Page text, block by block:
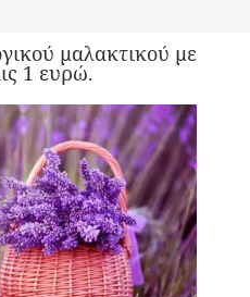
μαλακτικού με
1 ευρώ.